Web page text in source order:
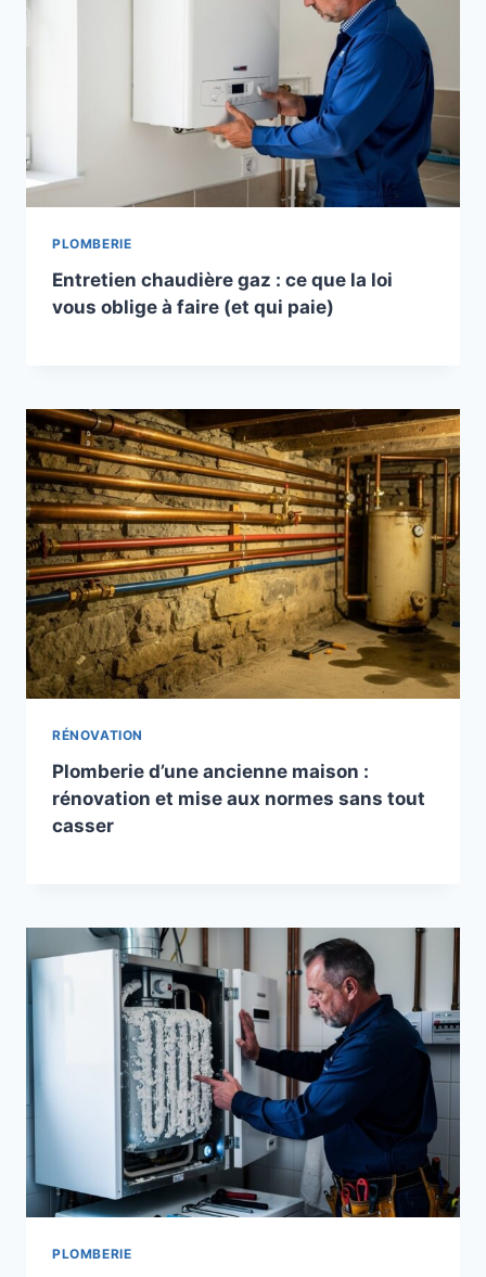
PLOMBERIE
Entretien chaudière gaz : ce que la loi
vous oblige à faire (et qui paie)
RÉNOVATION
Plomberie d’une ancienne maison :
rénovation et mise aux normes sans tout
casser
PLOMBERIE